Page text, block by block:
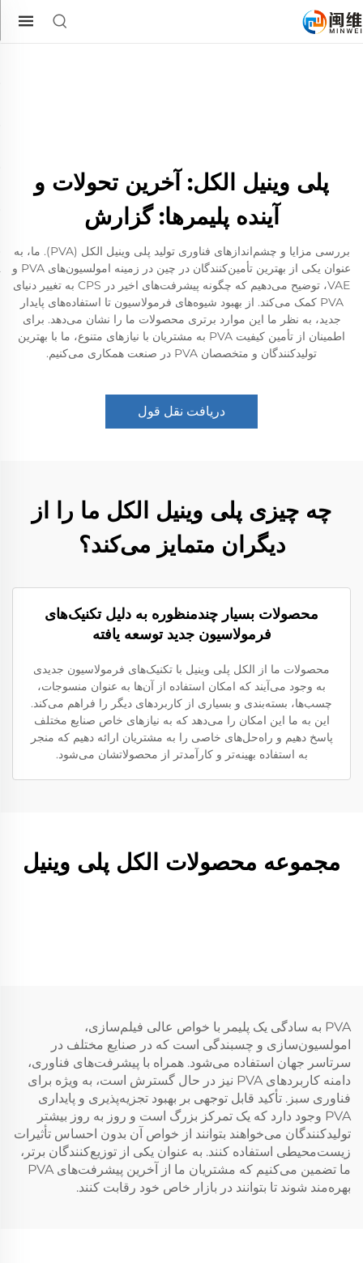
پلی وینیل الکل: آخرین تحولات و
آینده پلیمرها: گزارش
بررسی مزایا و چشم‌اندازهای فناوری تولید پلی وینیل الکل (PVA). ما، به
عنوان یکی از بهترین تأمین‌کنندگان در چین در زمینه امولسیون‌های PVA و
VAE، توضیح می‌دهیم که چگونه پیشرفت‌های اخیر در CPS به تغییر دنیای
PVA کمک می‌کند. از بهبود شیوه‌های فرمولاسیون تا استفاده‌های پایدار
جدید، به نظر ما این موارد برتری محصولات ما را نشان می‌دهد. برای
اطمینان از تأمین کیفیت PVA به مشتریان با نیازهای متنوع، ما با بهترین
تولیدکنندگان و متخصصان PVA در صنعت همکاری می‌کنیم.
دریافت نقل قول
چه چیزی پلی وینیل الکل ما را از
دیگران متمایز می‌کند؟
محصولات بسیار چندمنظوره به دلیل تکنیک‌های
فرمولاسیون جدید توسعه یافته
محصولات ما از الکل پلی وینیل با تکنیک‌های فرمولاسیون جدیدی
به وجود می‌آیند که امکان استفاده از آن‌ها به عنوان منسوجات،
چسب‌ها، بسته‌بندی و بسیاری از کاربردهای دیگر را فراهم می‌کند.
این به ما این امکان را می‌دهد که به نیازهای خاص صنایع مختلف
پاسخ دهیم و راه‌حل‌های خاصی را به مشتریان ارائه دهیم که منجر
به استفاده بهینه‌تر و کارآمدتر از محصولاتشان می‌شود.
مجموعه محصولات الکل پلی وینیل
PVA به سادگی یک پلیمر با خواص عالی فیلم‌سازی،
امولسیون‌سازی و چسبندگی است که در صنایع مختلف در
سرتاسر جهان استفاده می‌شود. همراه با پیشرفت‌های فناوری،
دامنه کاربردهای PVA نیز در حال گسترش است، به ویژه برای
فناوری سبز. تأکید قابل توجهی بر بهبود تجزیه‌پذیری و پایداری
PVA وجود دارد که یک تمرکز بزرگ است و روز به روز بیشتر
تولیدکنندگان می‌خواهند بتوانند از خواص آن بدون احساس تأثیرات
زیست‌محیطی استفاده کنند. به عنوان یکی از توزیع‌کنندگان برتر،
ما تضمین می‌کنیم که مشتریان ما از آخرین پیشرفت‌های PVA
بهره‌مند شوند تا بتوانند در بازار خاص خود رقابت کنند.